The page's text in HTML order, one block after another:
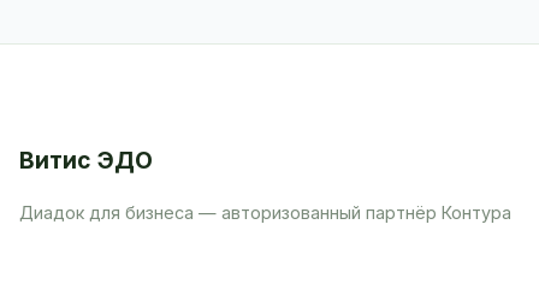
Витис ЭДО
Диадок для бизнеса — авторизованный партнёр Контура